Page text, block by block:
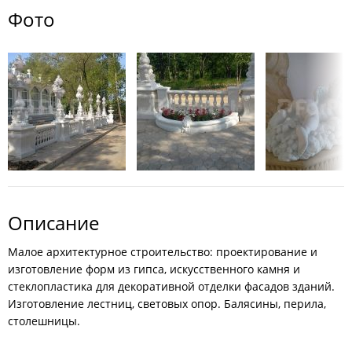
Фото
Описание
Малое архитектурное строительство: проектирование и
изготовление форм из гипса, искусственного камня и
стеклопластика для декоративной отделки фасадов зданий.
Изготовление лестниц, световых опор. Балясины, перила,
столешницы.